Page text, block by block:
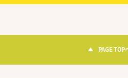
PAGE TOP